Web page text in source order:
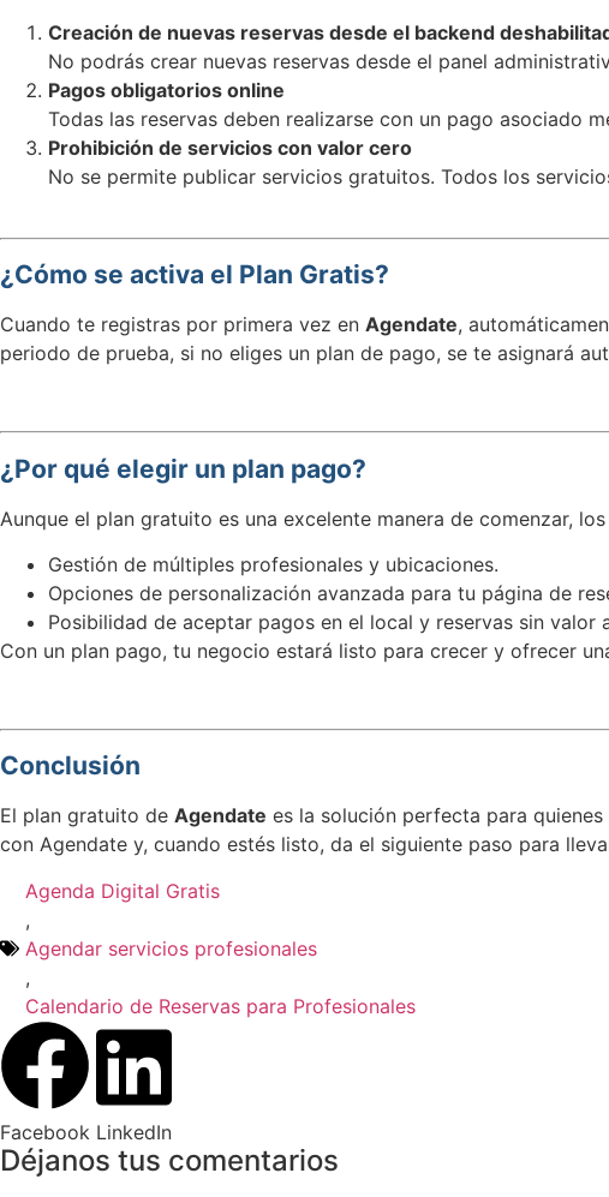
Creación de nuevas reservas desde el backend
No podrás crear nuevas reservas desde el panel
Pagos obligatorios online
Todas las reservas deben realizarse con un pago asociado
Prohibición de servicios con valor cero
No se permite publicar servicios gratuitos. Todos los
¿Cómo se activa el Plan Gratis?
Cuando te registras por primera vez en Agendate,
periodo de prueba, si no eliges un plan de pago, se te asignará
¿Por qué elegir un plan pago?
Aunque el plan gratuito es una excelente manera de comenzar,
Gestión de múltiples profesionales y ubicaciones.
Opciones de personalización avanzada para tu página de
Posibilidad de aceptar pagos en el local y reservas sin valor
Con un plan pago, tu negocio estará listo para crecer y ofrecer
Conclusión
El plan gratuito de Agendate es la solución perfecta para
con Agendate y, cuando estés listo, da el siguiente paso para
Agenda Digital Gratis
,
Agendar servicios profesionales
,
Calendario de Reservas para Profesionales
Facebook LinkedIn
Déjanos tus comentarios